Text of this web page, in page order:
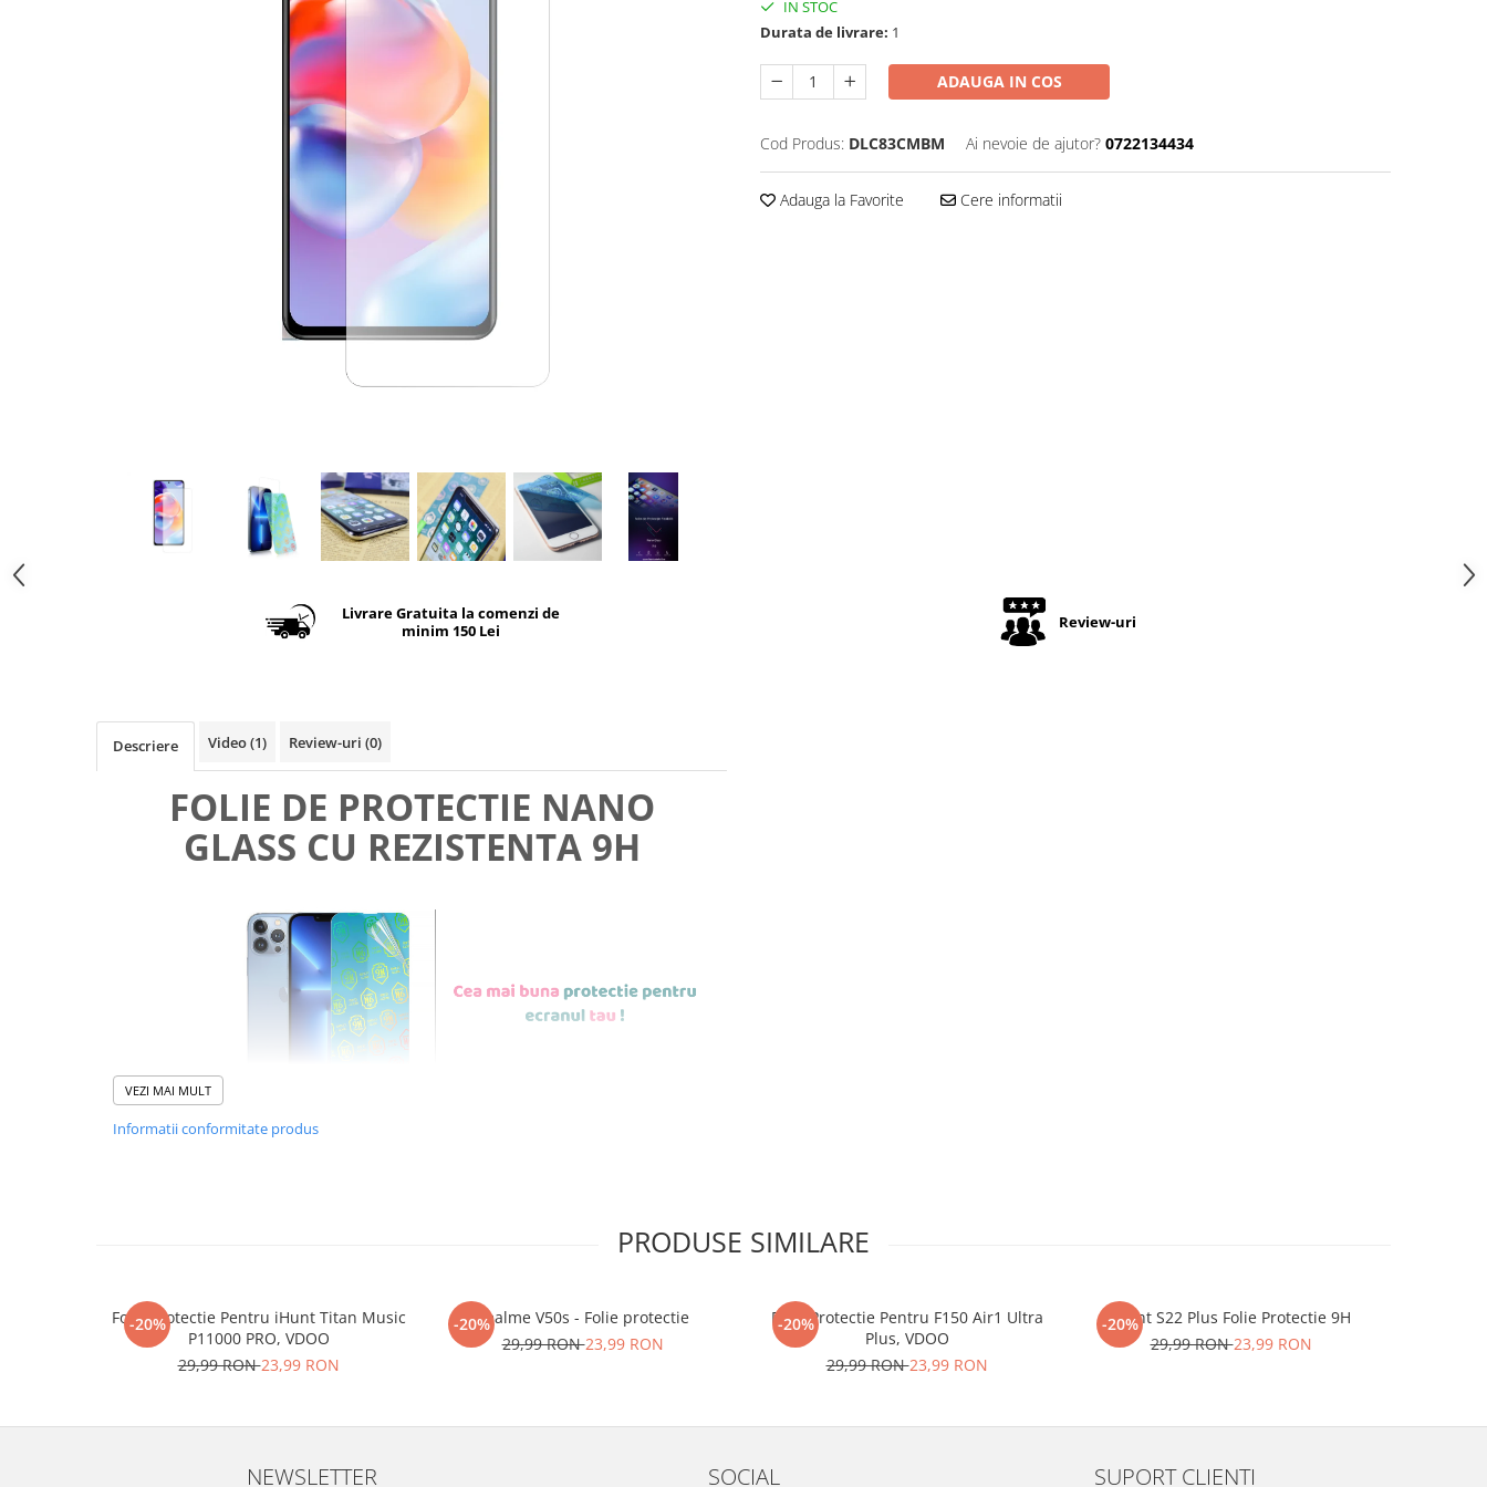
IN STOC
Durata de livrare: 1
ADAUGA IN COS
Cod Produs: DLC83CMBM Ai nevoie de ajutor? 0722134434
Adauga la Favorite Cere informatii
Livrare Gratuita la comenzi de
minim 150 Lei
Review-uri
Descriere Video(1) Review-uri (0)
FOLIE DE PROTECTIE NANO
GLASS CU REZISTENTA 9H
usor de aplicatsi le
Materialul folosit in producerea foliilor NU
este sticla pe care o stim cu totii, ci este
Nano Glass
mii de cioburi ascutite si periculoase.
VEZI MAI MULT
Informatii conformitate produs
PRODUSE SIMILARE
-20%
Folie Protectie Pentru iHunt Titan Music
P11000 PRO, VDOO
29,99 RON23,99 RON
-20%Realme V50s - Folie protectie
29,99 RON23,99 RON
-20%
Folie Protectie Pentru F150 Air1 Ultra
Plus, VDOO
29,99 RON23,99 RON
-20%
iHunt S22 Plus Folie Protectie 9H
29,99 RON23,99 RON
NEWSLETTER SOCIAL SUPORT CLIENTI